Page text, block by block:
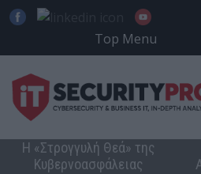
Top Menu
Η «Στρογγυλή Θεά» της
Κυβερνοασφάλειας